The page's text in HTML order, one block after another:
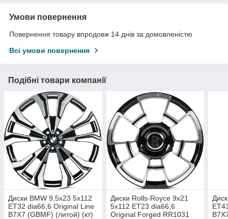
Умови повернення
Повернення товару впродовж 14 днів за домовленістю
Всі умови повернення
Подібні товари компанії
Диски BMW 9,5x23 5x112
ET32 dia66,6 Original Line
B7X7 (GBMF) (литой) (кт)
Диски Rolls-Royce 9x21
5x112 ET23 dia66,6
Original Forged RR1031